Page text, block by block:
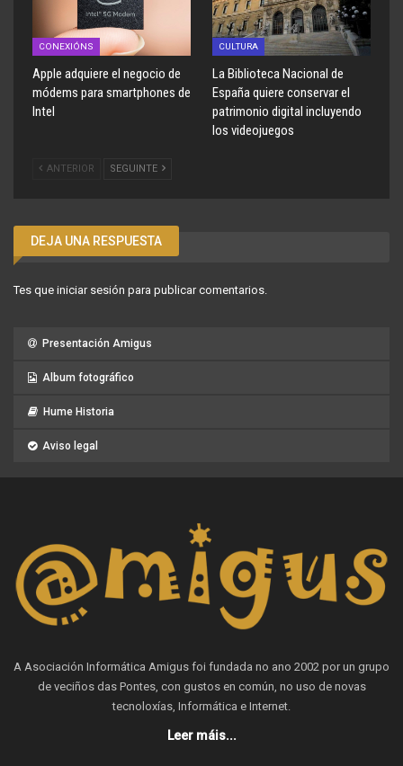
CONEXIÓNS
Apple adquiere el negocio de
módems para smartphones de
Intel
CULTURA
La Biblioteca Nacional de
España quiere conservar el
patrimonio digital incluyendo
los videojuegos
ANTERIOR SEGUINTE
DEJA UNA RESPUESTA
Tes que iniciar sesión para publicar comentarios.
Presentación Amigus
Album fotográfico
Hume Historia
Aviso legal
A Asociación Informática Amigus foi fundada no ano 2002 por un grupo
de veciños das Pontes, con gustos en común, no uso de novas
tecnoloxías, Informática e Internet.
Leer máis...